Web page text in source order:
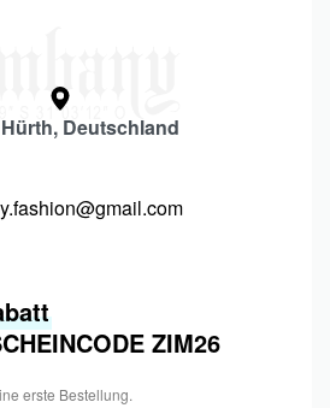
Deutschland
ZIM26
erste Bestellung.